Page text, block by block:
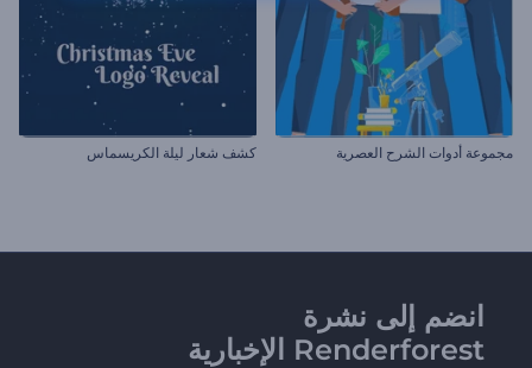
مجموعة أدوات الشرح العصرية كشف شعار ليلة الكريسماس
انضم إلى نشرة
Renderforest الإخبارية